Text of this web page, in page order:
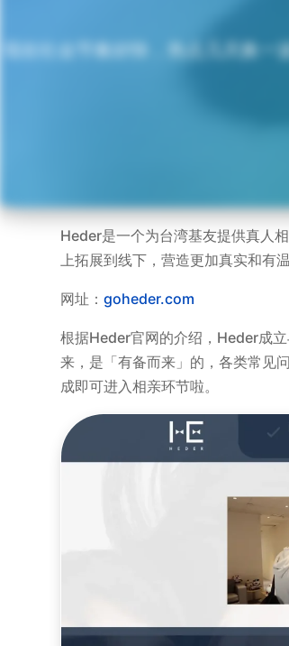
现在社会节奏好快，热点几天换
Heder是一个为台湾基友提供真人
上拓展到线下，营造更加真实和有
网址：goheder.com
根据Heder官网的介绍，Heder成
来，是「有备而来」的，各类常见
成即可进入相亲环节啦。